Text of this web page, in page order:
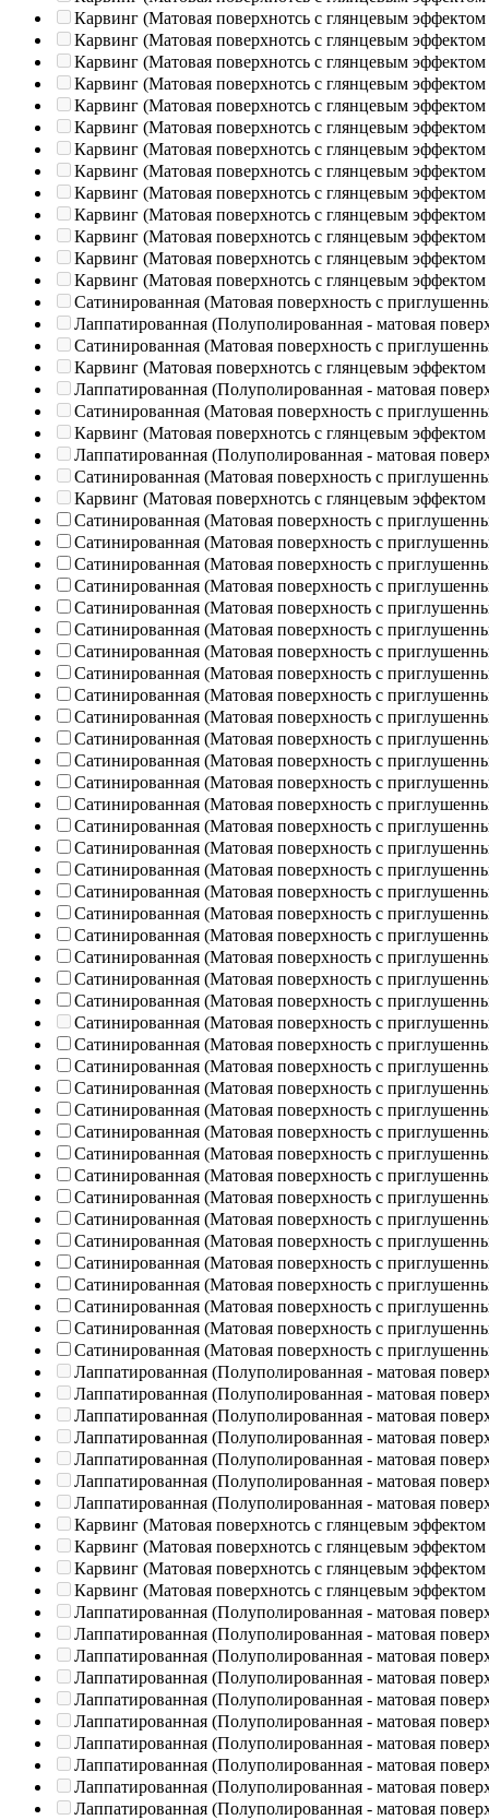
Карвинг (Матовая поверхнотсь с глянцевым эффектом
Карвинг (Матовая поверхнотсь с глянцевым эффектом
Карвинг (Матовая поверхнотсь с глянцевым эффектом
Карвинг (Матовая поверхнотсь с глянцевым эффектом
Карвинг (Матовая поверхнотсь с глянцевым эффектом
Карвинг (Матовая поверхнотсь с глянцевым эффектом
Карвинг (Матовая поверхнотсь с глянцевым эффектом
Карвинг (Матовая поверхнотсь с глянцевым эффектом
Карвинг (Матовая поверхнотсь с глянцевым эффектом
Карвинг (Матовая поверхнотсь с глянцевым эффектом
Карвинг (Матовая поверхнотсь с глянцевым эффектом
Карвинг (Матовая поверхнотсь с глянцевым эффектом
Карвинг (Матовая поверхнотсь с глянцевым эффектом
Сатинированная (Матовая поверхность с
Лаппатированная (Полуполированная - матовая
Сатинированная (Матовая поверхность с
Карвинг (Матовая поверхнотсь с глянцевым эффектом
Лаппатированная (Полуполированная - матовая
Сатинированная (Матовая поверхность с
Карвинг (Матовая поверхнотсь с глянцевым эффектом
Лаппатированная (Полуполированная - матовая
Сатинированная (Матовая поверхность с
Карвинг (Матовая поверхнотсь с глянцевым эффектом
Сатинированная (Матовая поверхность с
Сатинированная (Матовая поверхность с
Сатинированная (Матовая поверхность с
Сатинированная (Матовая поверхность с
Сатинированная (Матовая поверхность с
Сатинированная (Матовая поверхность с
Сатинированная (Матовая поверхность с
Сатинированная (Матовая поверхность с
Сатинированная (Матовая поверхность с
Сатинированная (Матовая поверхность с
Сатинированная (Матовая поверхность с
Сатинированная (Матовая поверхность с
Сатинированная (Матовая поверхность с
Сатинированная (Матовая поверхность с
Сатинированная (Матовая поверхность с
Сатинированная (Матовая поверхность с
Сатинированная (Матовая поверхность с
Сатинированная (Матовая поверхность с
Сатинированная (Матовая поверхность с
Сатинированная (Матовая поверхность с
Сатинированная (Матовая поверхность с
Сатинированная (Матовая поверхность с
Сатинированная (Матовая поверхность с
Сатинированная (Матовая поверхность с
Сатинированная (Матовая поверхность с
Сатинированная (Матовая поверхность с
Сатинированная (Матовая поверхность с
Сатинированная (Матовая поверхность с
Сатинированная (Матовая поверхность с
Сатинированная (Матовая поверхность с
Сатинированная (Матовая поверхность с
Сатинированная (Матовая поверхность с
Сатинированная (Матовая поверхность с
Сатинированная (Матовая поверхность с
Сатинированная (Матовая поверхность с
Сатинированная (Матовая поверхность с
Сатинированная (Матовая поверхность с
Сатинированная (Матовая поверхность с
Сатинированная (Матовая поверхность с
Лаппатированная (Полуполированная - матовая
Лаппатированная (Полуполированная - матовая
Лаппатированная (Полуполированная - матовая
Лаппатированная (Полуполированная - матовая
Лаппатированная (Полуполированная - матовая
Лаппатированная (Полуполированная - матовая
Лаппатированная (Полуполированная - матовая
Карвинг (Матовая поверхнотсь с глянцевым эффектом
Карвинг (Матовая поверхнотсь с глянцевым эффектом
Карвинг (Матовая поверхнотсь с глянцевым эффектом
Карвинг (Матовая поверхнотсь с глянцевым эффектом
Лаппатированная (Полуполированная - матовая
Лаппатированная (Полуполированная - матовая
Лаппатированная (Полуполированная - матовая
Лаппатированная (Полуполированная - матовая
Лаппатированная (Полуполированная - матовая
Лаппатированная (Полуполированная - матовая
Лаппатированная (Полуполированная - матовая
Лаппатированная (Полуполированная - матовая
Лаппатированная (Полуполированная - матовая
Лаппатированная (Полуполированная - матовая